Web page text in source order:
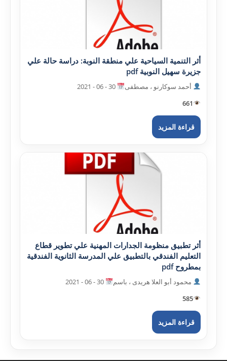
أثر التنمية السياحية علي منطقة النوبة: دراسة حالة علي
جزيرة سهيل النوبية pdf
أحمد سوکارنو ، مصطفى
661
قراءة المزيد
أثر تطبيق منظومة الجدارات المهنية علي تطوير قطاع
التعليم الفندقي بالتطبيق علي المدرسة الثانوية الفندقية
بمطروح pdf
محمود أبو العلا هريدى ، باسم
585
قراءة المزيد